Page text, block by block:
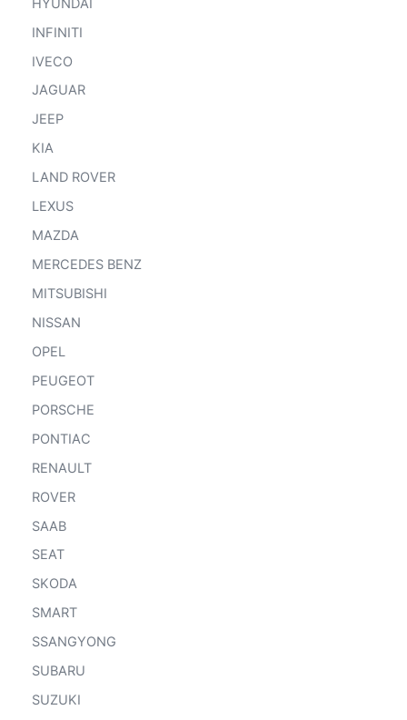
HYUNDAI
INFINITI
IVECO
JAGUAR
JEEP
KIA
LAND ROVER
LEXUS
MAZDA
MERCEDES BENZ
MITSUBISHI
NISSAN
OPEL
PEUGEOT
PORSCHE
PONTIAC
RENAULT
ROVER
SAAB
SEAT
SKODA
SMART
SSANGYONG
SUBARU
SUZUKI